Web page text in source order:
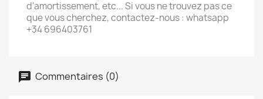
d'amortissement, etc... Si vous ne trouvez pas ce
que vous cherchez, contactez-nous : whatsapp
+34 696403761
Commentaires (0)